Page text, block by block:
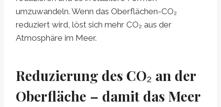
umzuwandeln. Wenn das Oberflächen-CO₂
reduziert wird, löst sich mehr CO₂ aus der
Atmosphäre im Meer.
Reduzierung des CO₂ an der
Oberfläche – damit das Meer